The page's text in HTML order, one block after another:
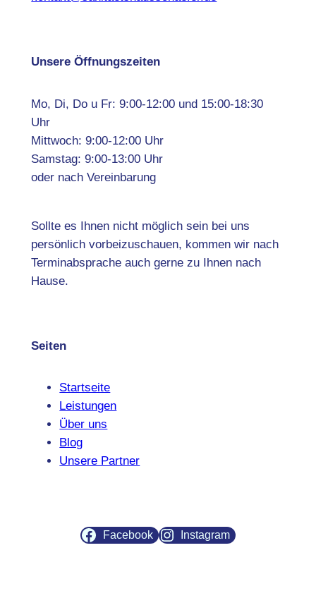
Unsere Öffnungszeiten
Mo, Di, Do u Fr: 9:00-12:00 und 15:00-18:30
Uhr
Mittwoch: 9:00-12:00 Uhr
Samstag: 9:00-13:00 Uhr
oder nach Vereinbarung
Sollte es Ihnen nicht möglich sein bei uns
persönlich vorbeizuschauen, kommen wir nach
Terminabsprache auch gerne zu Ihnen nach
Hause.
Seiten
Startseite
Leistungen
Über uns
Blog
Unsere Partner
Facebook Instagram